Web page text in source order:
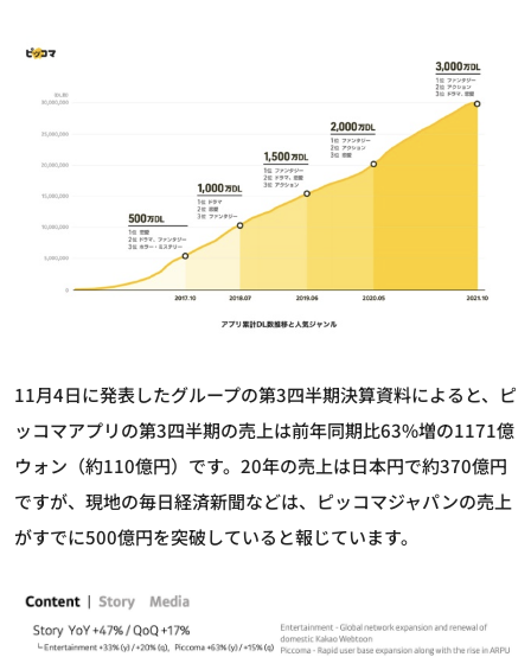
11月4日に発表したグループの第3四半期決算資料によると、ピ
ッコマアプリの第3四半期の売上は前年同期比63%増の1171億
ウォン（約110億円）です。20年の売上は日本円で約370億円
ですが、現地の毎日経済新聞などは、ピッコマジャパンの売上
がすでに500億円を突破していると報じています。